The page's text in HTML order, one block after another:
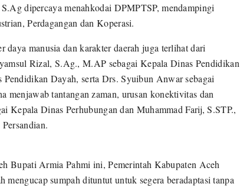
dipercaya menahkodai DPMPTSP, mendampingi
Perdagangan dan Koperasi.
manusia dan karakter daerah juga terlihat dari
Rizal, S.Ag., M.AP sebagai Kepala Dinas Pendidikan
Dayah, serta Drs. Syuibun Anwar sebagai
menjawab tantangan zaman, urusan konektivitas dan
Kepala Dinas Perhubungan dan Muhammad Farij, S.STP.,
Bupati Armia Pahmi ini, Pemerintah Kabupaten Aceh
sumpah dituntut untuk segera beradaptasi tanpa